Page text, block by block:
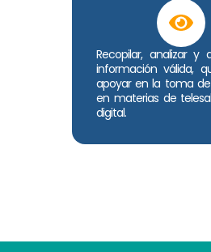
Recopilar, analizar y
información válida,
apoyar en la toma de
en materias de
digital.